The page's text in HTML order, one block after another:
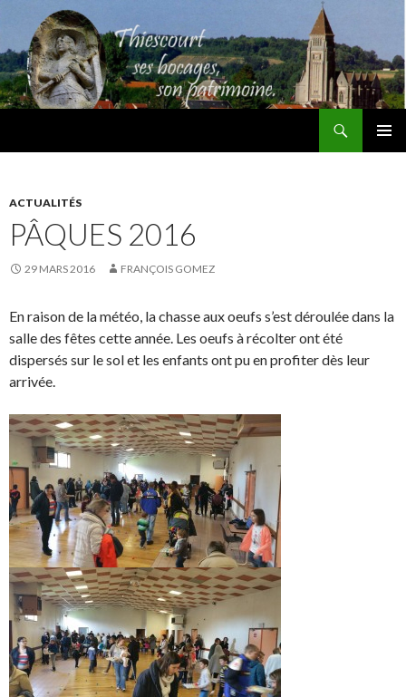
ACTUALITÉS
PÂQUES 2016
29 MARS 2016 FRANÇOIS GOMEZ
En raison de la météo, la chasse aux oeufs s’est déroulée dans la
salle des fêtes cette année. Les oeufs à récolter ont été
dispersés sur le sol et les enfants ont pu en profiter dès leur
arrivée.